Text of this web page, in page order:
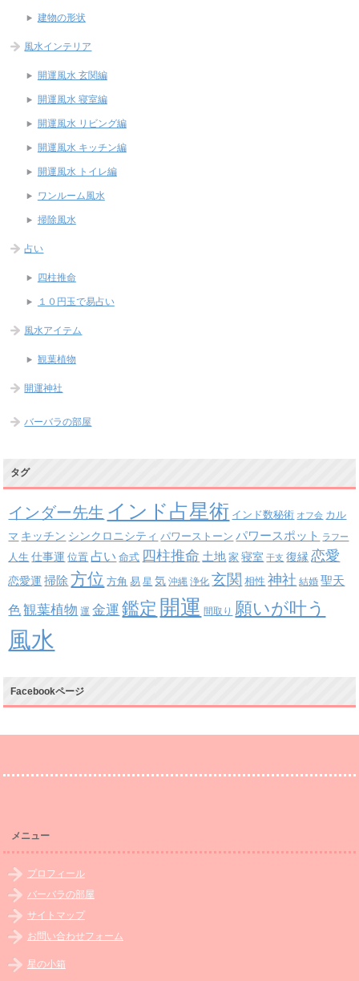
建物の形状
風水インテリア
開運風水 玄関編
開運風水 寝室編
開運風水 リビング編
開運風水 キッチン編
開運風水 トイレ編
ワンルーム風水
掃除風水
占い
四柱推命
１０円玉で易占い
風水アイテム
観葉植物
開運神社
バーバラの部屋
タグ
インダー先生 インド占星術 インド数秘術 オフ会 カル
マ キッチン シンクロニシティ パワーストーン パワースポット ラフー
人生 仕事運 位置 占い 命式 四柱推命 土地 家 寝室 干支 復縁 恋愛
恋愛運 掃除 方位 方角 易 星 気 沖縄 浄化 玄関 相性 神社 結婚 聖天
色 観葉植物 運 金運 鑑定 開運 間取り 願いが叶う
風水
Facebookページ
メニュー
プロフィール
バーバラの部屋
サイトマップ
お問い合わせフォーム
星の小箱